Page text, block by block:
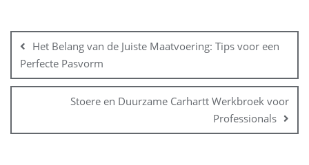
navigatie
Het Belang van de Juiste Maatvoering: Tips voor een
Perfecte Pasvorm
Stoere en Duurzame Carhartt Werkbroek voor
Professionals